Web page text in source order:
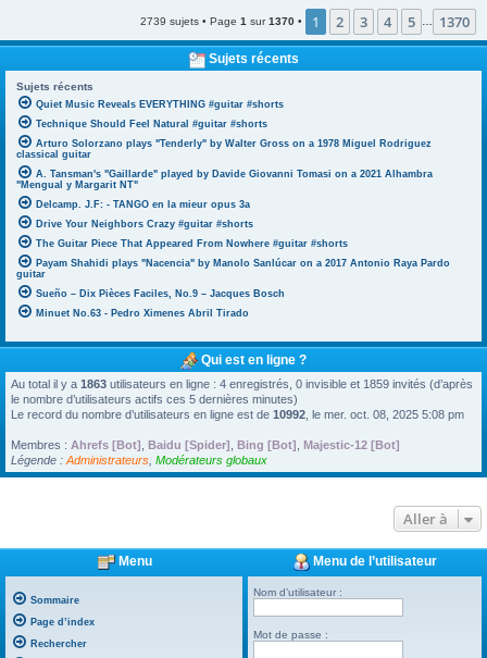
2739 sujets • Page 1 sur1370 • 1 2 3 4 5 1370
Sujets récents
Sujets récents
Quiet Music Reveals EVERYTHING #guitar #shorts
Technique Should Feel Natural #guitar #shorts
Arturo Solorzano plays "Tenderly" by Walter Gross on a 1978 Miguel Rodriguez
classical guitar
A. Tansman's "Gaillarde" played by Davide Giovanni Tomasi on a 2021 Alhambra
"Mengual y Margarit NT"
Delcamp. J.F: - TANGO en la mieur opus 3a
Drive Your Neighbors Crazy #guitar #shorts
The Guitar Piece That Appeared From Nowhere #guitar #shorts
Payam Shahidi plays "Nacencia" by Manolo Sanlúcar on a 2017 Antonio Raya Pardo
guitar
Sueño – Dix Pièces Faciles, No.9 – Jacques Bosch
Minuet No.63 - Pedro Ximenes Abril Tirado
Qui est en ligne ?
Au total il y a 1863 utilisateurs en ligne : 4 enregistrés, 0 invisible et 1859 invités (d’après
le nombre d’utilisateurs actifs ces 5 dernières minutes)
Le record du nombre d’utilisateurs en ligne est de 10992 , le mer. oct. 08, 2025 5:08 pm
Membres : Ahrefs [Bot] Baidu [Spider] Bing [Bot] Majestic-12 [Bot]
Légende : Administrateurs Modérateurs globaux
Aller à
Menu
Sommaire
Page d’index
Rechercher
Menu de l’utilisateur
Nom d’utilisateur :
Mot de passe :